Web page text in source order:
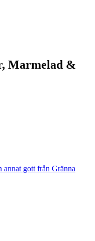
Marmelad &
annat gott från Gränna